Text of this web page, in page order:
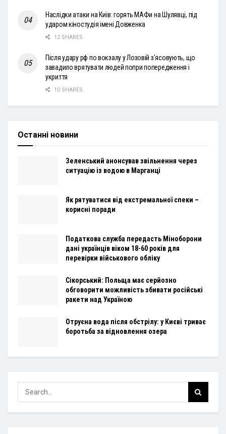
Наслідки атаки на Київ: горять МАФи на Шулявці, під
ударом кіностудія імені Довженка
12 SHARES
Після удару рф по вокзалу у Лозовій з'ясовують, що
завадило врятувати людей попри попередження і
укриття
10 SHARES
Останні новини
Зеленський анонсував звільнення через
ситуацію із водою в Марганці
Як рятуватися від екстремальної спеки –
корисні поради
Податкова служба передасть Міноборони
дані українців віком 18-60 років для
перевірки військового обліку
Сікорський: Польща має серйозно
обговорити можливість збивати російські
ракети над Україною
Отруєна вода після обстрілу: у Києві триває
боротьба за відновлення озера